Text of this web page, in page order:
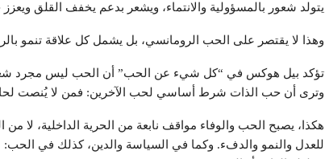
يتولد شعور بالمسؤولية والانتماء، ويشعر بدعم يخفف القلق ويعزز
وهذا لا يقتصر على الحب الرومانسي، بل يشمل كل علاقة تنمو
تؤكد بيل هوكس في “كل شيء عن الحب” أن الحب ليس مجرد
وترى أن حب الذات شرط أساسي لحب الآخرين: فمن لا يُنصت
هكذا، يصبح الحب والوفاء مواقف نابعة من الحرية الداخلية، لا
للعدل والنمو والدفء. وكما في السياسة والدين، كذلك في الحب: لا